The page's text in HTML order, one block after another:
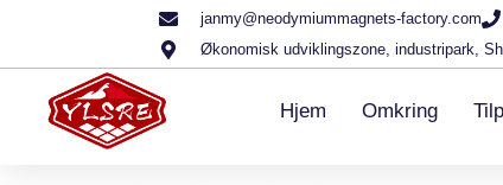
indholdet
janmy@neodymiummagnets-factory.com
Økonomisk udviklingszone, industripark,
Hjem Omkring